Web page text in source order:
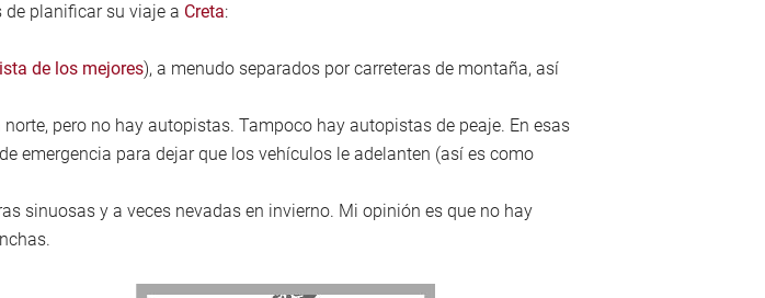
de planificar su viaje a Creta:
de los mejores), a menudo separados por carreteras de montaña, así
pero no hay autopistas. Tampoco hay autopistas de peaje. En esas
emergencia para dejar que los vehículos le adelanten (así es como
sinuosas y a veces nevadas en invierno. Mi opinión es que no hay